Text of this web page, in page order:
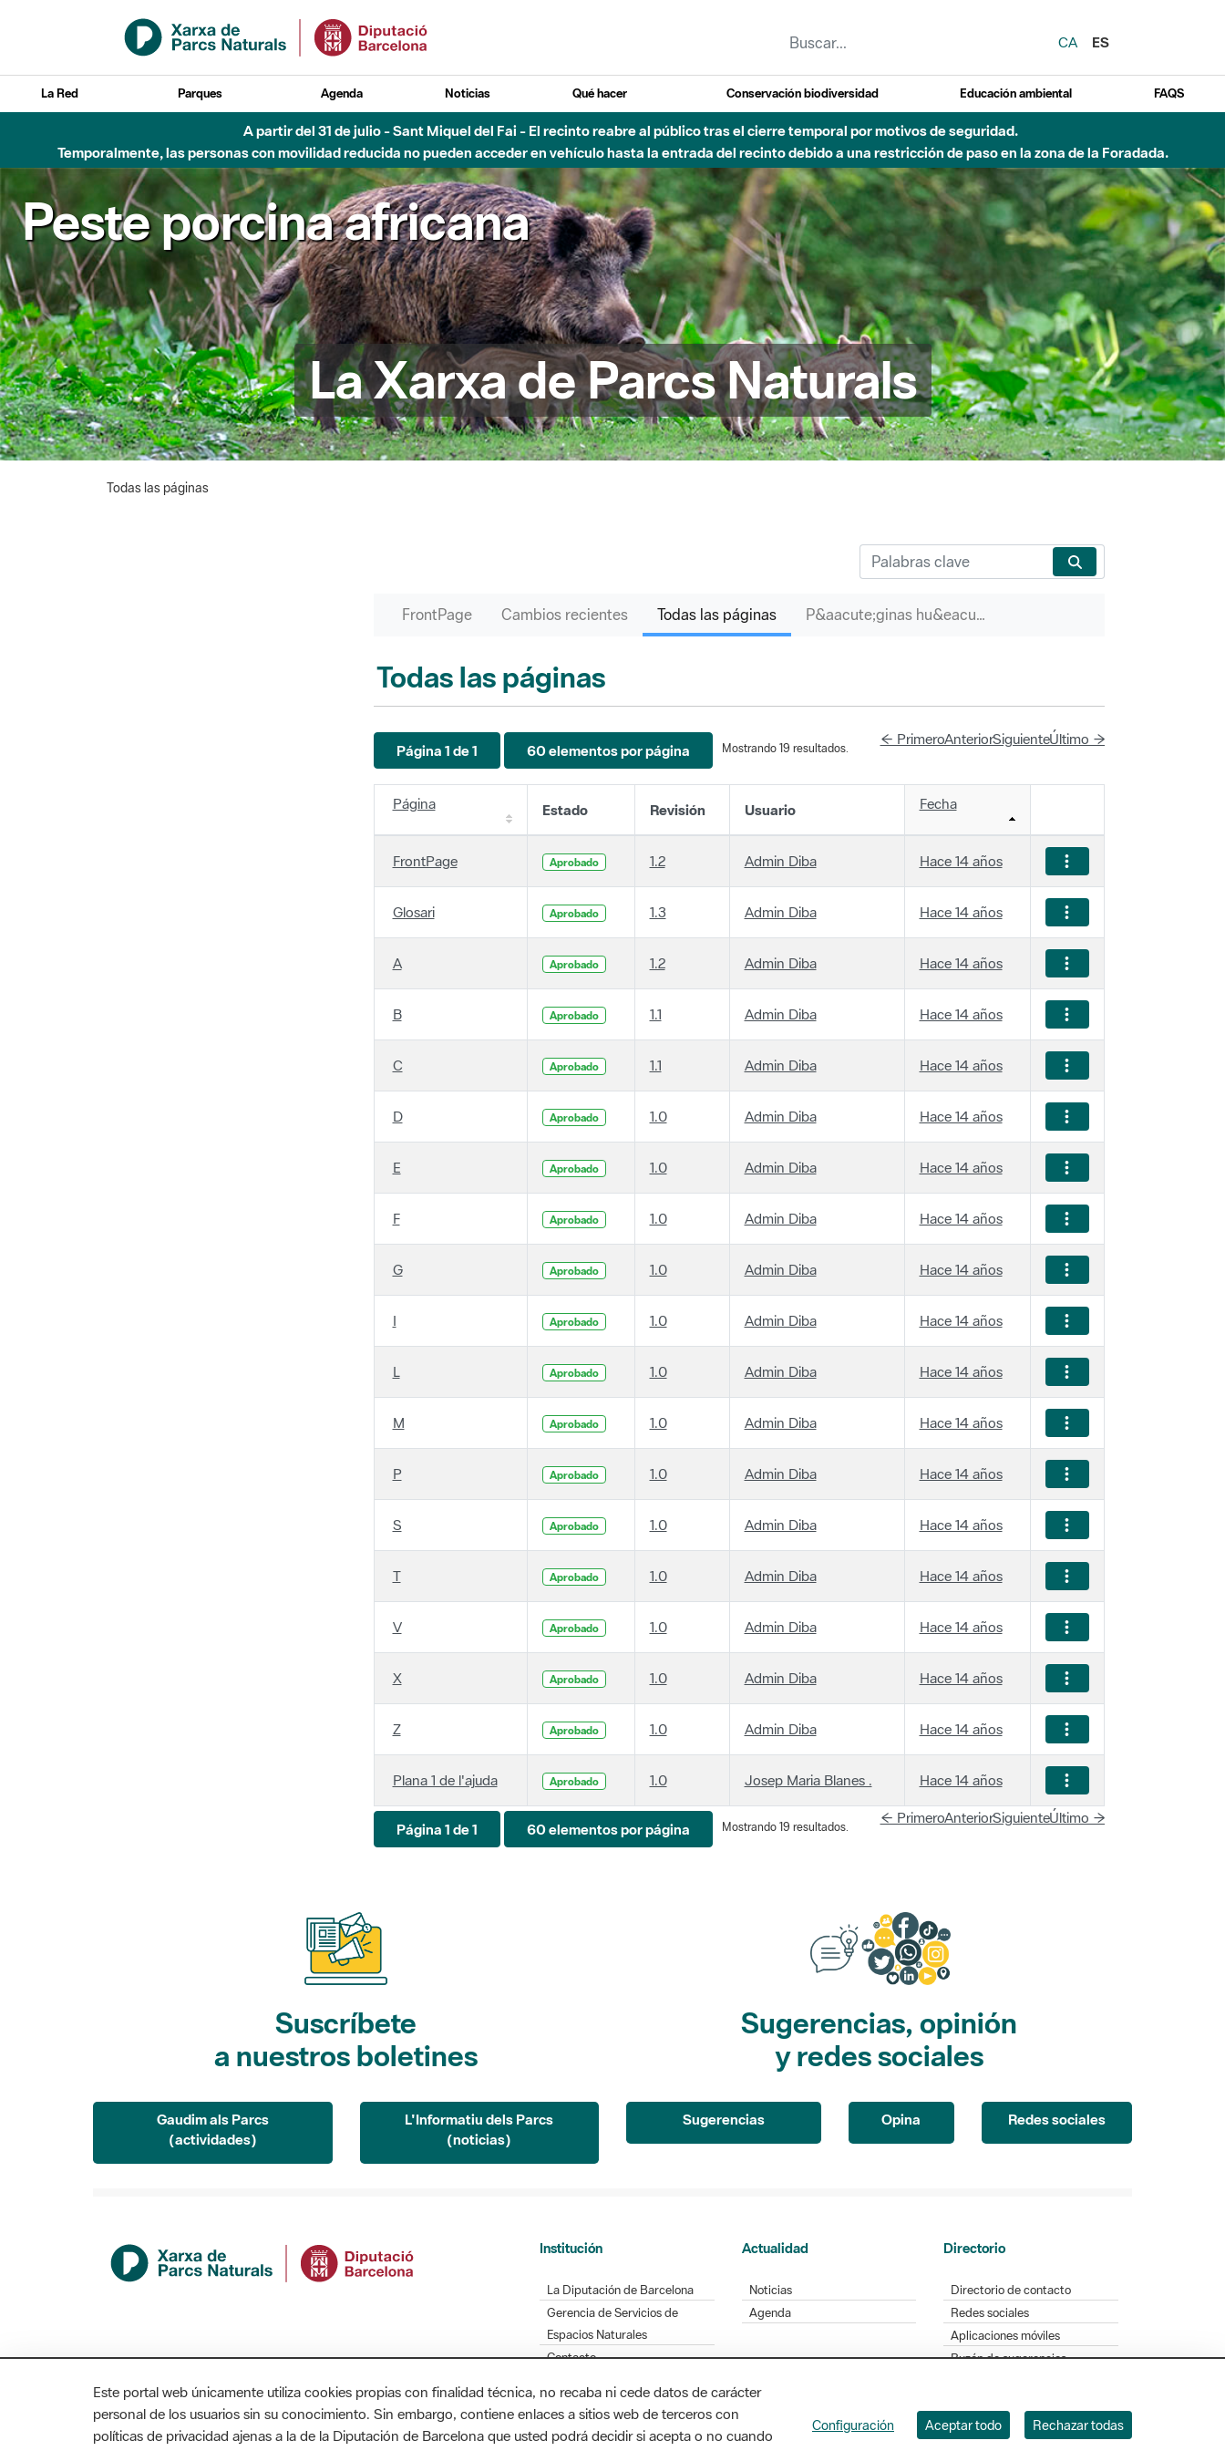
Saltar al contenido principal
CA
ES
La Red Parques Agenda Noticias Qué hacer Conservación biodiversidad Educación ambiental FAQS
Hasta diciembre de 2026 - Parque Fluvial Besós - Afectaciones en el cauce del Parque Fluvial del Besòs debido a obras de construcción de una pasarela sobre el río
Peste porcina africana
La Xarxa de Parcs Naturals
Página 1 de 1 60 elementos por página
Página Estado Revisión Usuario Fecha
FrontPage 1.2 Admin Diba Hace 14 años
Glosari Aprobado 1.3 Admin Diba Hace 14 años
A 1.2 Admin Diba Hace 14 años
B Aprobado 1.1 Admin Diba Hace 14 años
C 1.1 Admin Diba Hace 14 años
D Aprobado 1.0 Admin Diba Hace 14 años
E 1.0 Admin Diba Hace 14 años
F Aprobado 1.0 Admin Diba Hace 14 años
G 1.0 Admin Diba Hace 14 años
I Aprobado 1.0 Admin Diba Hace 14 años
L 1.0 Admin Diba Hace 14 años
M Aprobado 1.0 Admin Diba Hace 14 años
P 1.0 Admin Diba Hace 14 años
S Aprobado 1.0 Admin Diba Hace 14 años
T 1.0 Admin Diba Hace 14 años
V Aprobado 1.0 Admin Diba Hace 14 años
X 1.0 Admin Diba Hace 14 años
Z Aprobado 1.0 Admin Diba Hace 14 años
Plana 1 de l'ajuda 1.0 Josep Maria Blanes . Hace 14 años
Página 1 de 1 60 elementos por página Mostrando 19 resultados.
SiguienteÚltimo →
a nuestros boletines
(actividades)
(noticias)
y redes sociales
Gerencia de Servicios de
Espacios Naturales
Contacto
Agenda
Redes sociales
Aplicaciones móviles
Buzón de sugerencias
Opinión sobre los parques
AVISO LEGAL ACCESIBILIDAD
Diputación de Barcelona. Edifici Llacuna, 1a planta. Badajoz, 49. 08005 Barcelona. Tel. 934 022 428
/ xarxaparcs@diba.cat
Este portal web únicamente utiliza cookies propias con finalidad técnica, no recaba ni cede datos de carácter
personal de los usuarios sin su conocimiento. Sin embargo, contiene enlaces a sitios web de terceros con
políticas de privacidad ajenas a la de la Diputación de Barcelona que usted podrá decidir si acepta o no cuando
Configuración Aceptar todo Rechazar todas